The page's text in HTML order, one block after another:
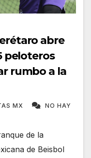
abre
peloteros
rumbo a la
MX NO HAY
de la
de Beisbol